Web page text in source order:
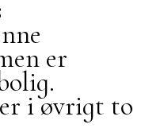
er
i øvrigt to